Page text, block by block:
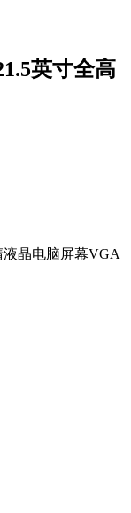
英寸全高
晶电脑屏幕VGA